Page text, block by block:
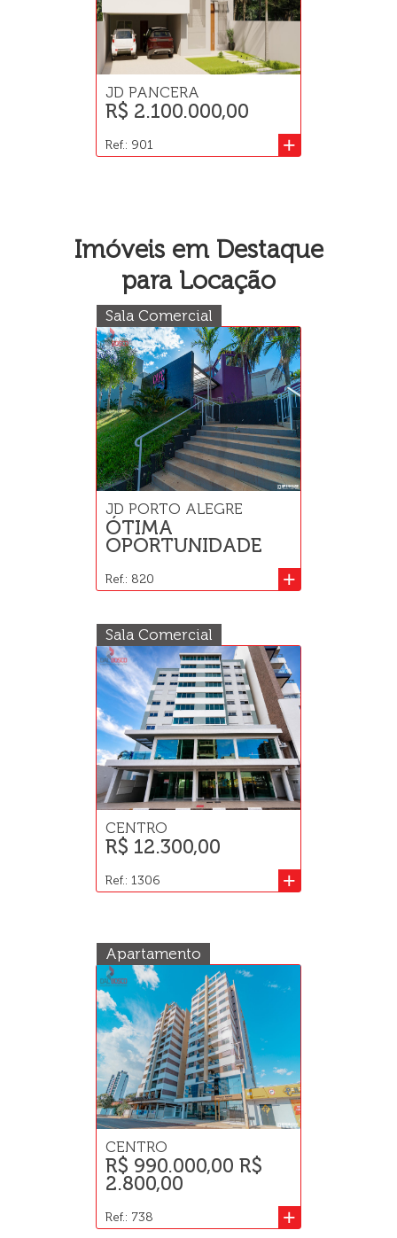
JD PANCERA
R$ 2.100.000,00
+
Ref.: 901
Imóveis em Destaque
para Locação
Sala Comercial
JD PORTO ALEGRE
ÓTIMA
OPORTUNIDADE
+
Ref.: 820
Sala Comercial
CENTRO
R$ 12.300,00
+
Ref.: 1306
Apartamento
CENTRO
R$ 990.000,00 R$
2.800,00
+
Ref.: 738